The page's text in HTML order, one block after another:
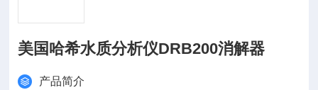
美国哈希水质分析仪DRB200消解器
产品简介